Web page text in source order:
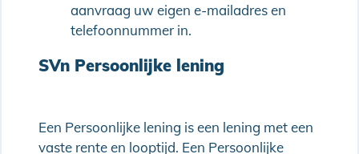
aanvraag uw eigen e-mailadres en
telefoonnummer in.
SVn Persoonlijke lening
Een Persoonlijke lening is een lening met een
vaste rente en looptijd. Een Persoonlijke